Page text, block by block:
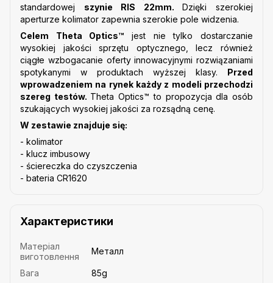
standardowej
szynie RIS 22mm.Dzięki szerokiej
aperturze kolimator zapewnia szerokie pole widzenia.
Celem Theta Optics™ jest nie tylko dostarczanie
wysokiej jakości sprzętu optycznego, lecz również
ciągłe wzbogacanie oferty innowacyjnymi rozwiązaniami
spotykanymi w produktach wyższej klasy.
Przed
wprowadzeniem na rynek każdy z modeli przechodzi
szereg testów. Theta Optics™ to propozycja dla osób
szukających wysokiej jakości za rozsądną cenę.
W zestawie znajduje się:
- kolimator
- klucz imbusowy
- ściereczka do czyszczenia
- bateria CR1620
Характеристики
Матеріал
виготовлення
Металл
Вага
85g